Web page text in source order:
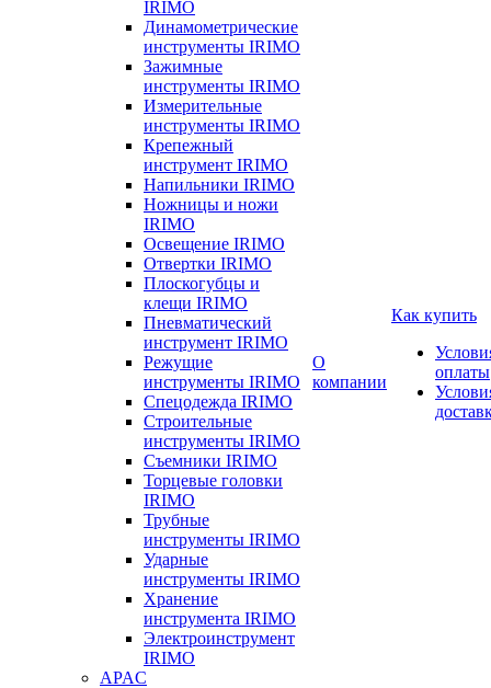
IRIMO
Динамометрические
инструменты IRIMO
Зажимные
инструменты IRIMO
Измерительные
инструменты IRIMO
Крепежный
инструмент IRIMO
Напильники IRIMO
Ножницы и ножи
IRIMO
Освещение IRIMO
Отвертки IRIMO
Плоскогубцы и
клещи IRIMO
Пневматический
инструмент IRIMO
Режущие
инструменты IRIMO
Спецодежда IRIMO
Строительные
инструменты IRIMO
Съемники IRIMO
Торцевые головки
IRIMO
Трубные
инструменты IRIMO
Ударные
инструменты IRIMO
Хранение
инструмента IRIMO
Электроинструмент
IRIMO
APAC
О
компании
Как купить
оплаты